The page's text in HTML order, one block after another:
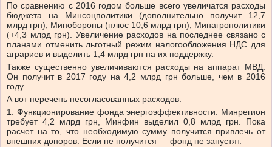
По сравнению с 2016 годом больше всего увеличатся расходы
бюджета на Минсоцполитики (дополнительно получит 12,7
млрд грн), Минобороны (плюс 10,6 млрд грн), Минагрополитики
(+4,3 млрд грн). Увеличение расходов на последнее связано с
планами отменить льготный режим налогообложения НДС для
аграриев и выделить 1,4 млрд грн на их поддержку.
Также существенно увеличиваются расходы на аппарат МВД.
Он получит в 2017 году на 4,2 млрд грн больше, чем в 2016
году.
А вот перечень несогласованных расходов.
1. Функционирование фонда энергоэффективности. Минрегион
требует 4,2 млрд грн, Минфин выделил 0,8 млрд грн. Пока
расчет на то, что необходимую сумму получится привлечь от
внешних доноров. Если не получится — фонд не запустят.